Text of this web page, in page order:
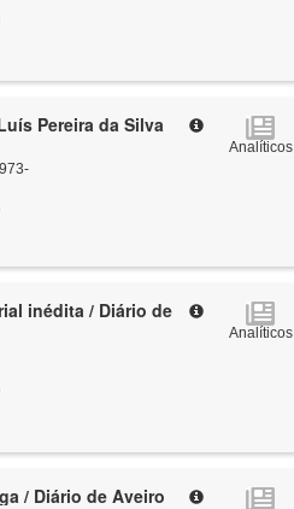
Pereira da Silva
Analíticos
inédita / Diário de
Analíticos
/ Diário de Aveiro